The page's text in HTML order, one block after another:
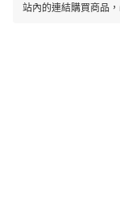
站內的連結購買商品